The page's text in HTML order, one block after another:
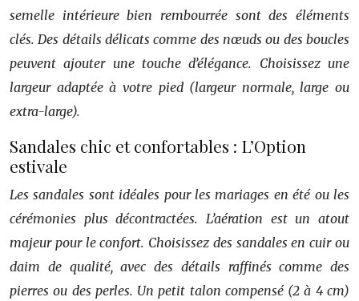
semelle intérieure bien rembourrée sont des éléments
clés. Des détails délicats comme des nœuds ou des boucles
peuvent ajouter une touche d’élégance. Choisissez une
largeur adaptée à votre pied (largeur normale, large ou
extra-large).
Sandales chic et confortables : L’Option
estivale
Les sandales sont idéales pour les mariages en été ou les
cérémonies plus décontractées. L’aération est un atout
majeur pour le confort. Choisissez des sandales en cuir ou
daim de qualité, avec des détails raffinés comme des
pierres ou des perles. Un petit talon compensé (2 à 4 cm)